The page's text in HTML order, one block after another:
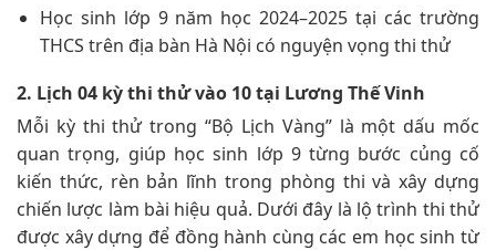
Học sinh lớp 9 năm học 2024–2025 tại các trường
THCS trên địa bàn Hà Nội có nguyện vọng thi thử
2. Lịch 04 kỳ thi thử vào 10 tại Lương Thế Vinh
Mỗi kỳ thi thử trong “Bộ Lịch Vàng” là một dấu mốc
quan trọng, giúp học sinh lớp 9 từng bước củng cố
kiến thức, rèn bản lĩnh trong phòng thi và xây dựng
chiến lược làm bài hiệu quả. Dưới đây là lộ trình thi thử
được xây dựng để đồng hành cùng các em học sinh từ